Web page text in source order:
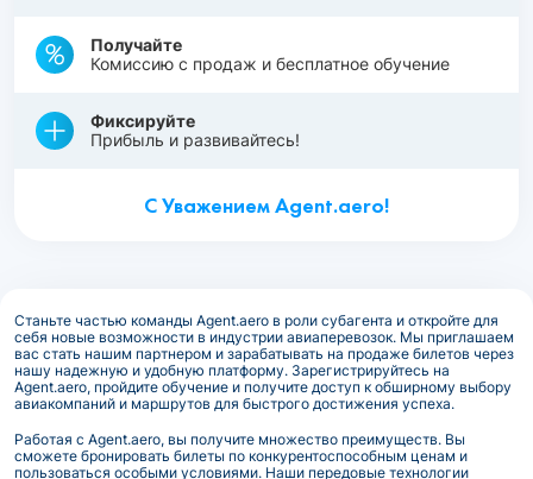
Получайте
Комиссию с продаж и бесплатное обучение
Фиксируйте
Прибыль и развивайтесь!
С Уважением Agent.aero!
Станьте частью команды Agent.aero в роли субагента и откройте для
себя новые возможности в индустрии авиаперевозок. Мы приглашаем
вас стать нашим партнером и зарабатывать на продаже билетов через
нашу надежную и удобную платформу. Зарегистрируйтесь на
Agent.aero, пройдите обучение и получите доступ к обширному выбору
авиакомпаний и маршрутов для быстрого достижения успеха.
Работая с Agent.aero, вы получите множество преимуществ. Вы
сможете бронировать билеты по конкурентоспособным ценам и
пользоваться особыми условиями. Наши передовые технологии